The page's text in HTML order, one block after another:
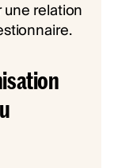
une relation